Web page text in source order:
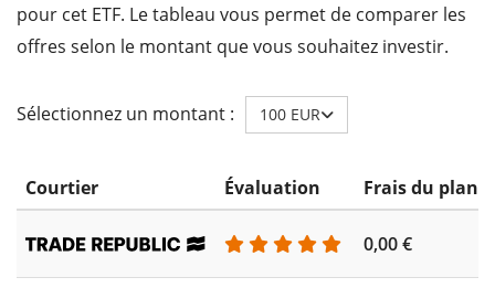
pour cet ETF. Le tableau vous permet de comparer les
offres selon le montant que vous souhaitez investir.
Sélectionnez un montant : 100 EUR
Courtier Évaluation Frais du plan
0,00 €